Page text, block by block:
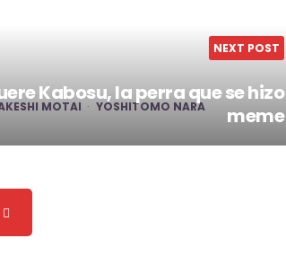
MOTAI YOSHITOMO NARA
NEXT POST
Kabosu, la perra que se hizo
meme